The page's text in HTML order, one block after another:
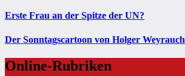
Erste Frau an der Spitze der UN?
Der Sonntagscartoon von Holger Weyrauch
Online-Rubriken